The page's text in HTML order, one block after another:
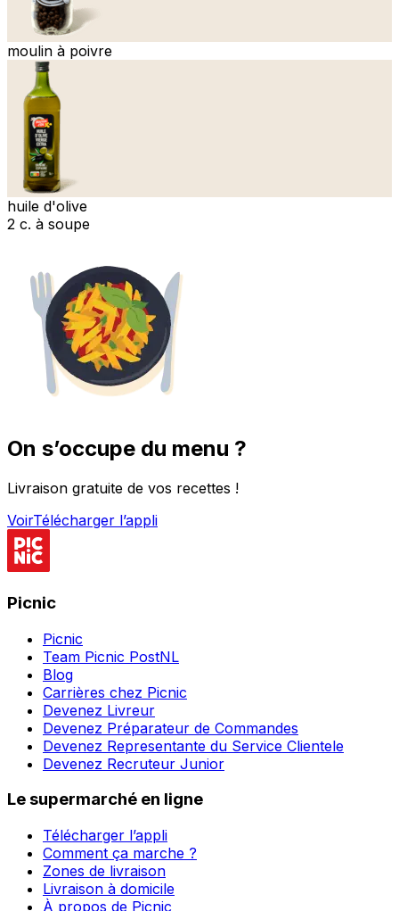
moulin à poivre
huile d'olive
2 c. à soupe
On s’occupe du menu ?
Livraison gratuite de vos recettes !
VoirTélécharger l’appli
Picnic
Picnic
Team Picnic PostNL
Blog
Carrières chez Picnic
Devenez Livreur
Devenez Préparateur de Commandes
Devenez Representante du Service Clientele
Devenez Recruteur Junior
Le supermarché en ligne
Télécharger l’appli
Comment ça marche ?
Zones de livraison
Livraison à domicile
À propos de Picnic